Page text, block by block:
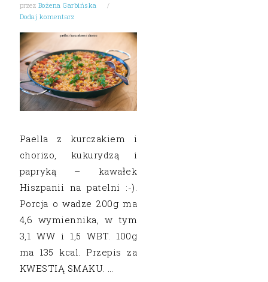
przez Bożena Garbińska
Dodaj komentarz
Paella z kurczakiem i
chorizo, kukurydzą i
papryką – kawałek
Hiszpanii na patelni :-).
Porcja o wadze 200g ma
4,6 wymiennika, w tym
3,1 WW i 1,5 WBT. 100g
ma 135 kcal. Przepis za
KWESTIĄ SMAKU. …